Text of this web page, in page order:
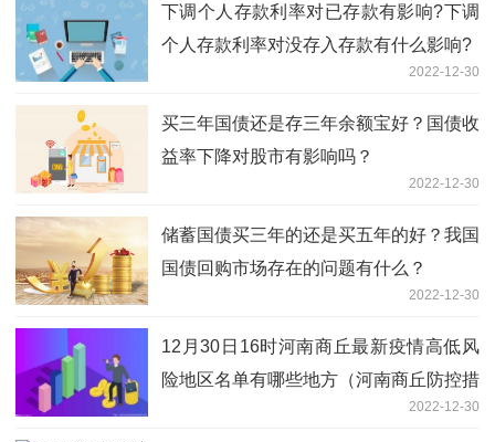
下调个人存款利率对已存款有影响?下调
个人存款利率对没存入存款有什么影响?
2022-12-30
买三年国债还是存三年余额宝好？国债收
益率下降对股市有影响吗？
2022-12-30
储蓄国债买三年的还是买五年的好？我国
国债回购市场存在的问题有什么？
2022-12-30
12月30日16时河南商丘最新疫情高低风
险地区名单有哪些地方（河南商丘防控措
2022-12-30